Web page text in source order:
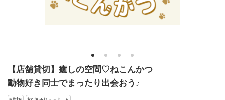
1 2 3 4
【店舗貸切】癒しの空間♡ねこんかつ
動物好き同士でまったり出会おう♪